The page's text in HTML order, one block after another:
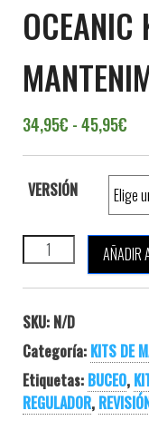
OCEANIC
34,95€ -45,95€
VERSIÓN
OCEANIC KITAÑADIR
SKU: N/D
Categoría: KITS DE
Etiquetas: BUCEO,
REGULADOR,